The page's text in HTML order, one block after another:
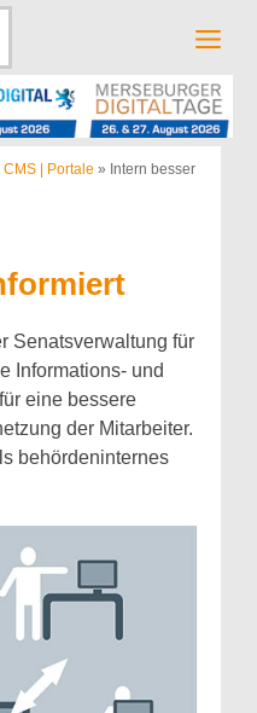
CMS | Portale » Intern besser
Senatsverwaltung für
Informations- und
eine bessere
der Mitarbeiter.
behördeninternes